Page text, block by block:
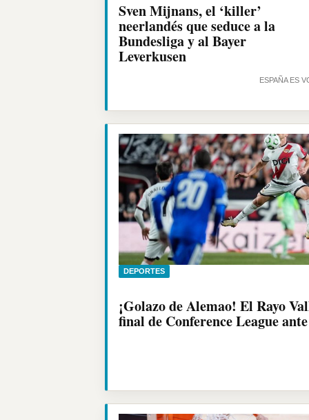
ESPAÑA ES
Sven Mijnans, el ‘killer’
neerlandés que seduce a la
Bundesliga y al Bayer
Leverkusen
DEPORTES
¡Golazo de Alemao! El Rayo
final de Conference League